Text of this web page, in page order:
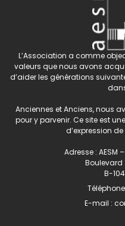
L’Association a comme
valeurs que nous avons
d’aider les générations
Anciennes et Anciens, nous
pour y parvenir. Ce site est
d’expression
Adresse : AESM
Boulevard
B-
E-mail :